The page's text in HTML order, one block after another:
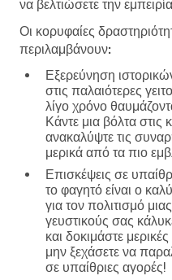
να βελτιώσετε την
Οι κορυφαίες
περιλαμβάνουν:
Εξερεύνηση
στις παλαιότερες
λίγο χρόνο
Κάντε μια βόλτα στις
ανακαλύψτε τις
μερικά από τα πιο
Επισκέψεις σε
το φαγητό είναι ο
για τον πολιτισμό
γευστικούς σας
και δοκιμάστε
μην ξεχάσετε να
σε υπαίθριες αγορές!